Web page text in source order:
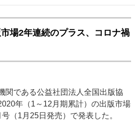
ビジネス イベント 信用情報
業界
動・訃報
場2年連続のプラス、コロナ禍
関である公益社団法人全国出版協
年（1～12月期累計）の出版市場
（1月25日発売）で発表した。